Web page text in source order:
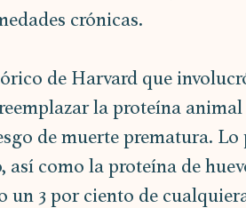
crónicas.
de Harvard que
la proteína
de muerte prematura. Lo
como la proteína de
un 3 por ciento de